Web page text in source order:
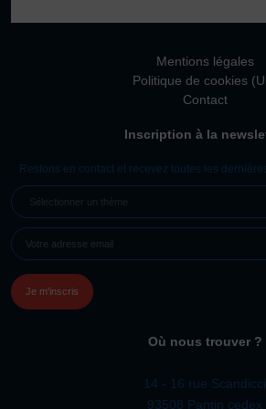
Vivicittà
Réaffiliation
Prise de licence
JE SOUHAITE TROUVER UN
JE SOUHAITE ADHÉRER
Affiliation
Honorabilité
Certificat Médical
Mentions légales
Politique de cookies
Contact
Inscription à la
Restons en contact et recevez toutes les
UN
MAIL
Où nous trouver ?
14 - 16 rue Scandicci
93508 Pantin cedex